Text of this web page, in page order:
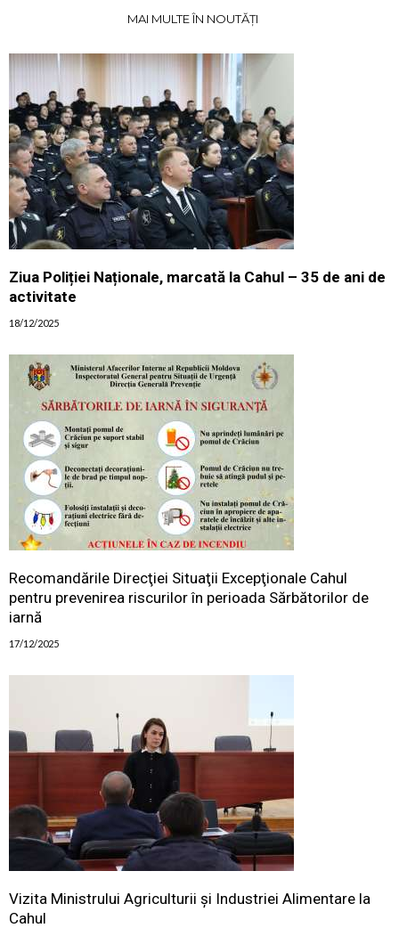
MAI MULTE ÎN NOUTĂȚI
Ziua Poliției Naționale, marcată la Cahul – 35 de ani de
activitate
18/12/2025
Recomandările Direcţiei Situaţii Excepţionale Cahul
pentru prevenirea riscurilor în perioada Sărbătorilor de
iarnă
17/12/2025
Vizita Ministrului Agriculturii și Industriei Alimentare la
Cahul